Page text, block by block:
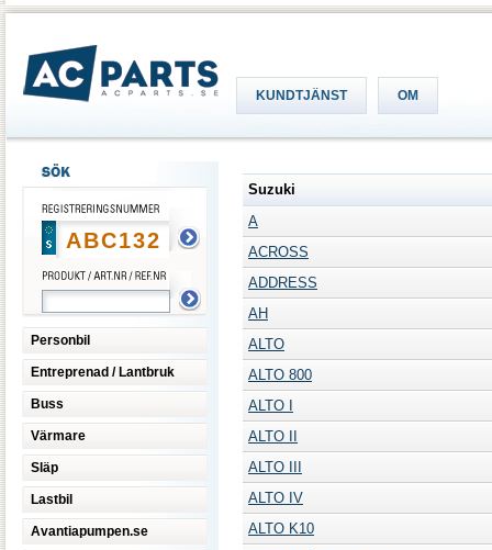
KUNDTJÄNST OM
Personbil
Entreprenad / Lantbruk
Buss
Värmare
Släp
Lastbil
Avantiapumpen.se
Suzuki
A
ACROSS
ADDRESS
AH
ALTO
ALTO 800
ALTO I
ALTO II
ALTO III
ALTO IV
ALTO K10